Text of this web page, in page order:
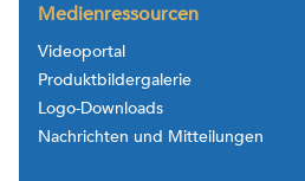
Medienressourcen
Videoportal
Produktbildergalerie
Logo-Downloads
Nachrichten und Mitteilungen